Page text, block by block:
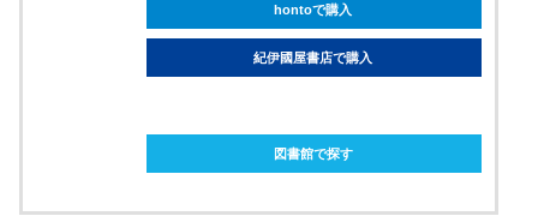
hontoで購入
紀伊國屋書店で購入
図書館で探す